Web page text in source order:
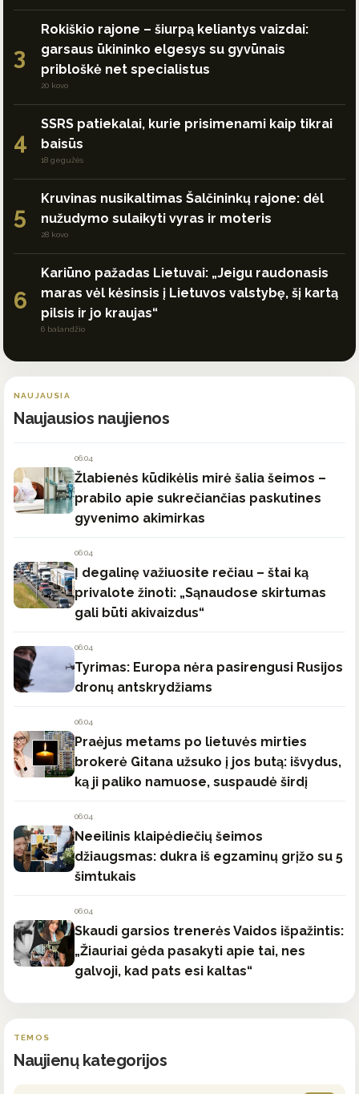
3
Rokiškio rajone – šiurpą keliantys vaizdai:
garsaus ūkininko elgesys su gyvūnais
pribloškė net specialistus
20 kovo
4
SSRS patiekalai, kurie prisimenami kaip tikrai
baisūs
18 gegužės
5
Kruvinas nusikaltimas Šalčininkų rajone: dėl
nužudymo sulaikyti vyras ir moteris
28 kovo
6
Kariūno pažadas Lietuvai: „Jeigu raudonasis
maras vėl kėsinsis į Lietuvos valstybę, šį kartą
pilsis ir jo kraujas“
6 balandžio
NAUJAUSIA
Naujausios naujienos
06:04
Žlabienės kūdikėlis mirė šalia šeimos –
prabilo apie sukrečiančias paskutines
gyvenimo akimirkas
06:04
Į degalinę važiuosite rečiau – štai ką
privalote žinoti: „Sąnaudose skirtumas
gali būti akivaizdus“
06:04
Tyrimas: Europa nėra pasirengusi Rusijos
dronų antskrydžiams
06:04
Praėjus metams po lietuvės mirties
brokerė Gitana užsuko į jos butą: išvydus,
ką ji paliko namuose, suspaudė širdį
06:04
Neeilinis klaipėdiečių šeimos
džiaugsmas: dukra iš egzaminų grįžo su 5
šimtukais
06:04
Skaudi garsios trenerės Vaidos išpažintis:
„Žiauriai gėda pasakyti apie tai, nes
galvoji, kad pats esi kaltas“
TEMOS
Naujienų kategorijos